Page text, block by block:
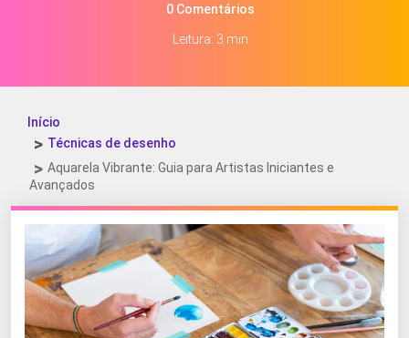
0 Comentários
Leitura: 3 min
Início
Técnicas de desenho
Aquarela Vibrante: Guia para Artistas Iniciantes e
Avançados